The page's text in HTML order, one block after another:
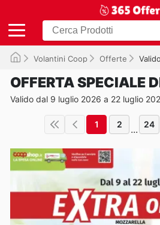
Volantini Coop Offerte
OFFERTA SPECIALE
Valido dal 9 luglio 2026 a 22 luglio
1 2 ... 24